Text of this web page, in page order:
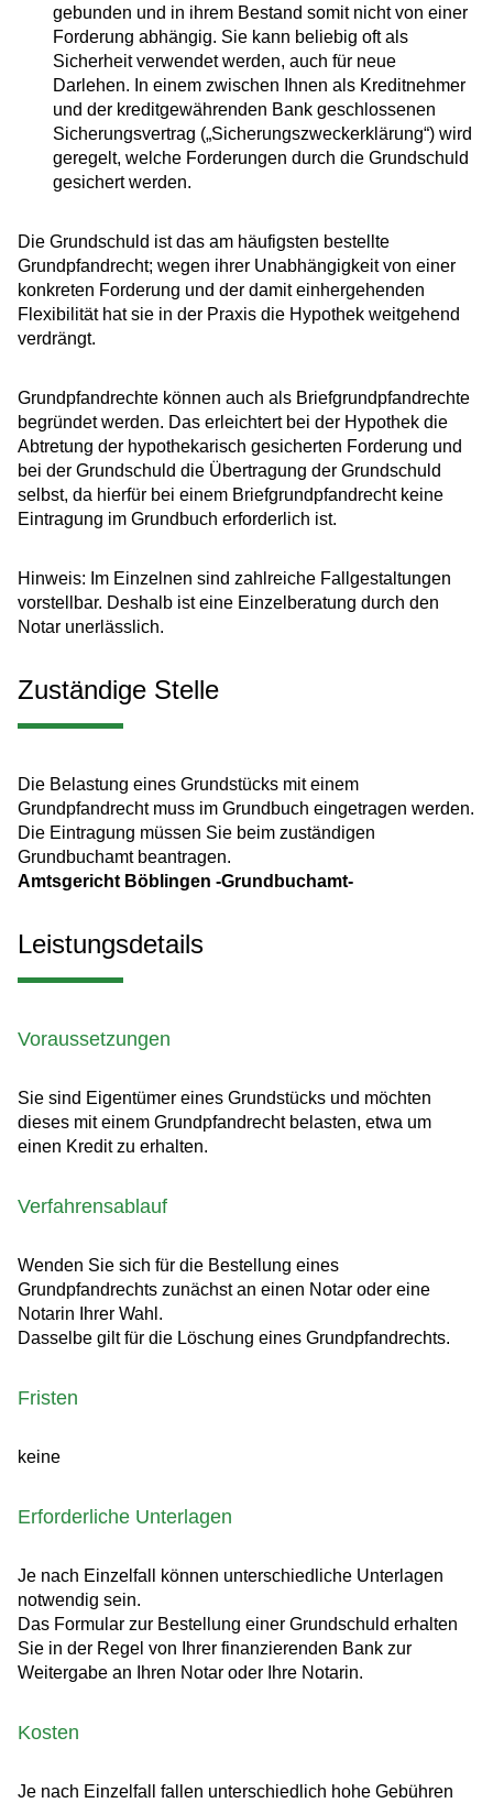
gebunden und in ihrem Bestand somit nicht von einer
Forderung abhängig. Sie kann beliebig oft als
Sicherheit verwendet werden, auch für neue
Darlehen. In einem zwischen Ihnen als Kreditnehmer
und der kreditgewährenden Bank geschlossenen
Sicherungsvertrag („Sicherungszweckerklärung“) wird
geregelt, welche Forderungen durch die Grundschuld
gesichert werden.
Die Grundschuld ist das am häufigsten bestellte
Grundpfandrecht; wegen ihrer Unabhängigkeit von einer
konkreten Forderung und der damit einhergehenden
Flexibilität hat sie in der Praxis die Hypothek weitgehend
verdrängt.
Grundpfandrechte können auch als Briefgrundpfandrechte
begründet werden. Das erleichtert bei der Hypothek die
Abtretung der hypothekarisch gesicherten Forderung und
bei der Grundschuld die Übertragung der Grundschuld
selbst, da hierfür bei einem Briefgrundpfandrecht keine
Eintragung im Grundbuch erforderlich ist.
Hinweis: Im Einzelnen sind zahlreiche Fallgestaltungen
vorstellbar. Deshalb ist eine Einzelberatung durch den
Notar unerlässlich.
Zuständige Stelle
Die Belastung eines Grundstücks mit einem
Grundpfandrecht muss im Grundbuch eingetragen werden.
Die Eintragung müssen Sie beim zuständigen
Grundbuchamt beantragen.
Amtsgericht Böblingen -Grundbuchamt-
Leistungsdetails
Voraussetzungen
Sie sind Eigentümer eines Grundstücks und möchten
dieses mit einem Grundpfandrecht belasten, etwa um
einen Kredit zu erhalten.
Verfahrensablauf
Wenden Sie sich für die Bestellung eines
Grundpfandrechts zunächst an einen Notar oder eine
Notarin Ihrer Wahl.
Dasselbe gilt für die Löschung eines Grundpfandrechts.
Fristen
keine
Erforderliche Unterlagen
Je nach Einzelfall können unterschiedliche Unterlagen
notwendig sein.
Das Formular zur Bestellung einer Grundschuld erhalten
Sie in der Regel von Ihrer finanzierenden Bank zur
Weitergabe an Ihren Notar oder Ihre Notarin.
Kosten
Je nach Einzelfall fallen unterschiedlich hohe Gebühren